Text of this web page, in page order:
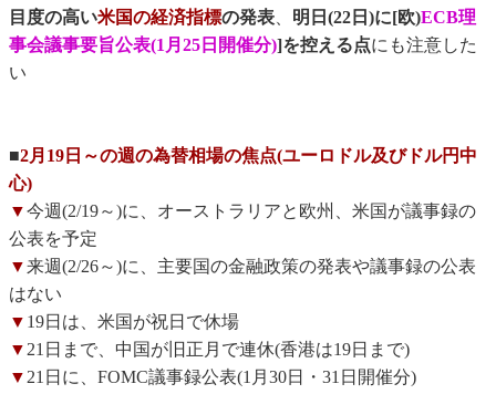
目度の高い米国の経済指標の発表、 明日(22日)に[欧)ECB理
事会議事要旨公表(1月25日開催分)]を控える点にも注意した
い
■2月19日～の週の為替相場の焦点(ユーロドル及びドル円中
心)
▼今週(2/19～)に、オーストラリアと欧州、米国が議事録の
公表を予定
▼来週(2/26～)に、主要国の金融政策の発表や議事録の公表
はない
▼ 19日は、米国が祝日で休場
▼21日まで、中国が旧正月で連休(香港は19日まで)
▼21日に、FOMC議事録公表(1月30日・31日開催分)